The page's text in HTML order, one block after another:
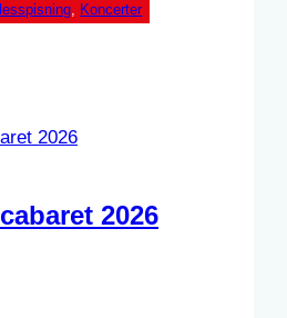
, Koncerter
2026